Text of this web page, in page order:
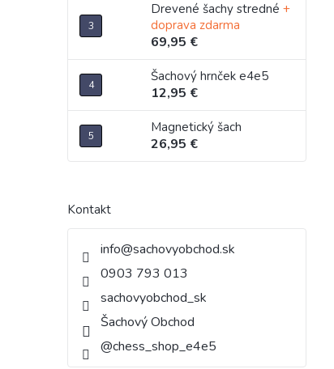
Drevené šachy stredné +
doprava zdarma
69,95 €
Šachový hrnček e4e5
12,95 €
Magnetický šach
26,95 €
Kontakt
info@sachovyobchod.sk
0903 793 013
sachovyobchod_sk
Šachový Obchod
@chess_shop_e4e5